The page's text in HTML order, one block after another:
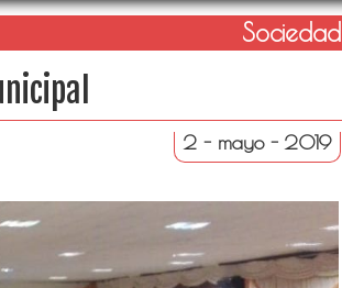
Sociedad
2 - mayo - 2019